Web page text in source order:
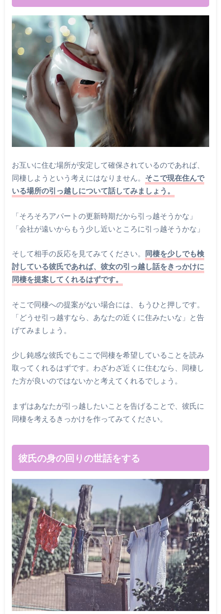
お互いに住む場所が安定して確保されているのであれば、
同棲しようという考えにはなりません。 そこで現在住んで
いる場所の引っ越しについて話してみましょう。
「そろそろアパートの更新時期だから引っ越そうかな」
「会社が遠いからもう少し近いところに引っ越そうかな」
そして相手の反応を見てみてください。 同棲を少しでも検
討している彼氏であれば、彼女の引っ越し話をきっかけに
同棲を提案してくれるはずです。
そこで同棲への提案がない場合には、もうひと押しです。
「どうせ引っ越すなら、あなたの近くに住みたいな」と告
げてみましょう。
少し鈍感な彼氏でもここで同棲を希望していることを読み
取ってくれるはずです。わざわざ近くに住むなら、同棲し
た方が良いのではないかと考えてくれるでしょう。
まずはあなたが引っ越したいことを告げることで、彼氏に
同棲を考えるきっかけを作ってみてください。
彼氏の身の回りの世話をする